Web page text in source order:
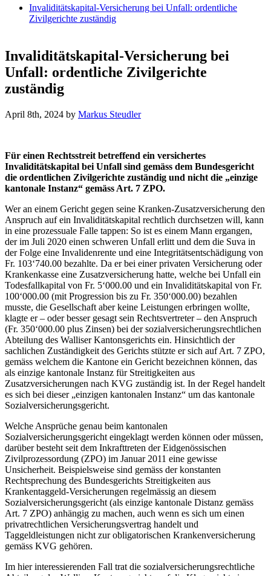
Invaliditätskapital-Versicherung bei Unfall: ordentliche
Zivilgerichte zuständig
Invaliditätskapital-Versicherung bei
Unfall: ordentliche Zivilgerichte
zuständig
April 8th, 2024 by Markus Steudler
Für einen Rechtsstreit betreffend ein versichertes
Invaliditätskapital bei Unfall sind gemäss dem Bundesgericht
die ordentlichen Zivilgerichte zuständig und nicht die „einzige
kantonale Instanz“ gemäss Art. 7 ZPO.
Wer an einem Gericht gegen seine Kranken-Zusatzversicherung den
Anspruch auf ein Invaliditätskapital rechtlich durchsetzen will, kann
in eine prozessuale Falle tappen: So ist es einem Mann ergangen,
der im Juli 2020 einen schweren Unfall erlitt und dem die Suva in
der Folge eine Invalidenrente und eine Integritätsentschädigung von
Fr. 103‘740.00 bezahlte. Da er bei einer privaten Versicherung oder
Krankenkasse eine Zusatzversicherung hatte, welche bei Unfall ein
Todesfallkapital von Fr. 5‘000.00 und ein Invaliditätskapital von Fr.
100‘000.00 (mit Progression bis zu Fr. 350‘000.00) bezahlen
musste, die Gesellschaft aber keine Leistungen erbringen wollte,
klagte er – oder besser gesagt sein Rechtsvertreter – den Anspruch
(Fr. 350‘000.00 plus Zinsen) bei der sozialversicherungsrechtlichen
Abteilung des Walliser Kantonsgerichts ein. Hinsichtlich der
sachlichen Zuständigkeit des Gerichts stützte er sich auf Art. 7 ZPO,
gemäss welchem die Kantone ein Gericht bezeichnen können, das
als einzige kantonale Instanz für Streitigkeiten aus
Zusatzversicherungen nach KVG zuständig ist. In der Regel handelt
es sich bei dieser „einzigen kantonalen Instanz“ um das kantonale
Sozialversicherungsgericht.
Welche Ansprüche genau beim kantonalen
Sozialversicherungsgericht eingeklagt werden können oder müssen,
darüber besteht seit dem Inkrafttreten der Eidgenössischen
Zivilprozessordung (ZPO) im Januar 2011 eine gewisse
Unsicherheit. Beispielsweise sind gemäss der konstanten
Rechtsprechung des Bundesgerichts Streitigkeiten aus
Krankentaggeld-Versicherungen regelmässig an diesem
Sozialversicherungsgericht (als einzige kantonale Distanz gemäss
Art. 7 ZPO) anhängig zu machen, auch wenn es sich um einen
privatrechtlichen Versicherungsvertrag handelt und
Taggeldleistungen nicht zur obligatorischen Krankenversicherung
gemäss KVG gehören.
Im hier interessierenden Fall trat die sozialversicherungsrechtliche